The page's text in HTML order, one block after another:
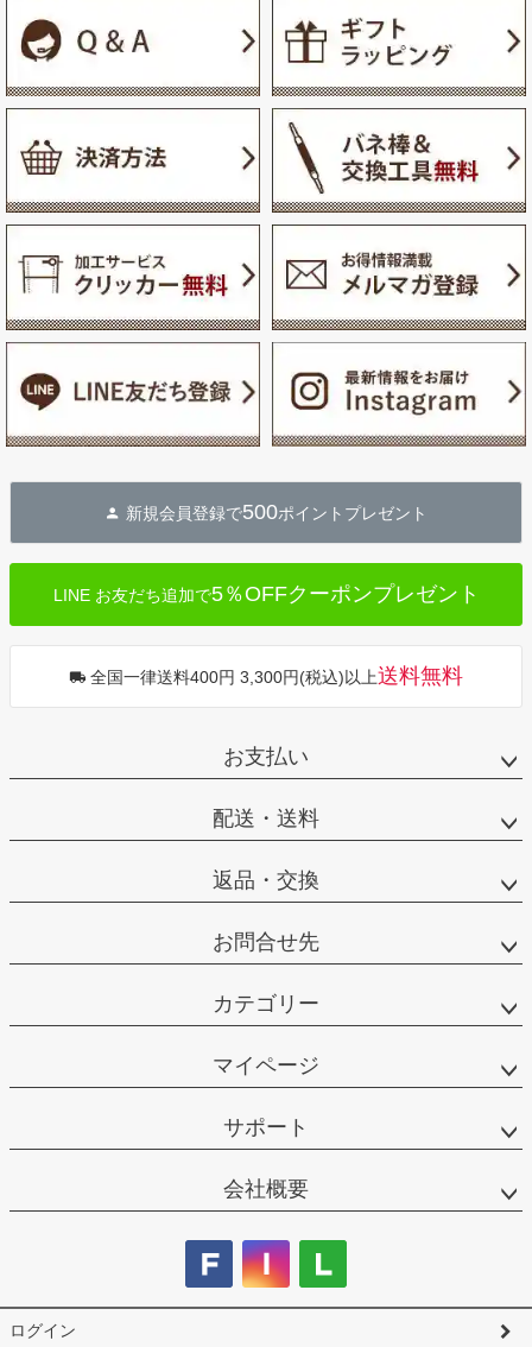
新規会員登録で500ポイントプレゼント
LINE お友だち追加で5％OFFクーポンプレゼント
全国一律送料400円 3,300円(税込)以上送料無料
お支払い
配送・送料
返品・交換
お問合せ先
カテゴリー
マイページ
サポート
会社概要
ログイン